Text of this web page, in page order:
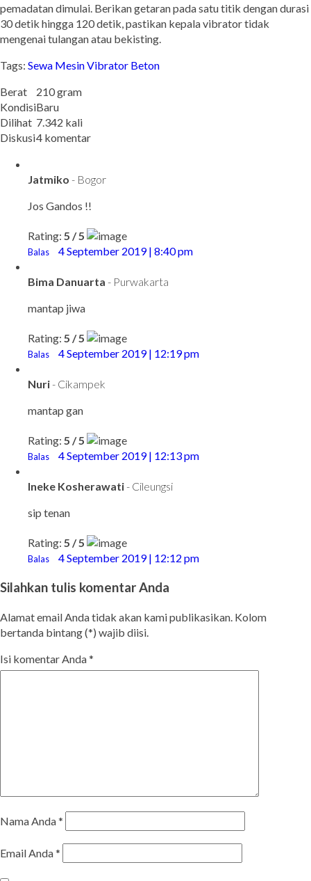
pemadatan dimulai. Berikan getaran pada satu titik dengan durasi
30 detik hingga 120 detik, pastikan kepala vibrator tidak
mengenai tulangan atau bekisting.
Tags: Sewa Mesin Vibrator Beton
Berat
210 gram
KondisiBaru
Dilihat 7.342 kali
Diskusi4 komentar
Jatmiko - Bogor
Jos Gandos !!
Rating: 5 / 5
Balas 4 September 2019 | 8:40 pm
Bima Danuarta - Purwakarta
mantap jiwa
Rating: 5 / 5
Balas 4 September 2019 | 12:19 pm
Nuri- Cikampek
mantap gan
Rating: 5 / 5
Balas 4 September 2019 | 12:13 pm
Ineke Kosherawati- Cileungsi
sip tenan
Rating: 5 / 5
Balas 4 September 2019 | 12:12 pm
Silahkan tulis komentar Anda
Alamat email Anda tidak akan kami publikasikan. Kolom
bertanda bintang (*) wajib diisi.
Isi komentar Anda*
Nama Anda*
Email Anda*